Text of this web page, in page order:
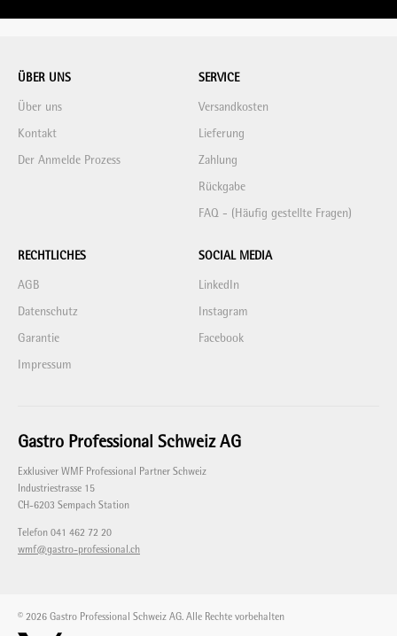
ÜBER UNS
Über uns
Kontakt
Der Anmelde Prozess
SERVICE
Versandkosten
Lieferung
Zahlung
Rückgabe
FAQ - (Häufig gestellte Fragen)
RECHTLICHES
AGB
Datenschutz
Garantie
Impressum
SOCIAL MEDIA
LinkedIn
Instagram
Facebook
Gastro Professional Schweiz AG
Exklusiver WMF Professional Partner Schweiz
Industriestrasse 15
CH-6203 Sempach Station
Telefon 041 462 72 20
wmf@gastro-professional.ch
© 2026 Gastro Professional Schweiz AG. Alle Rechte vorbehalten